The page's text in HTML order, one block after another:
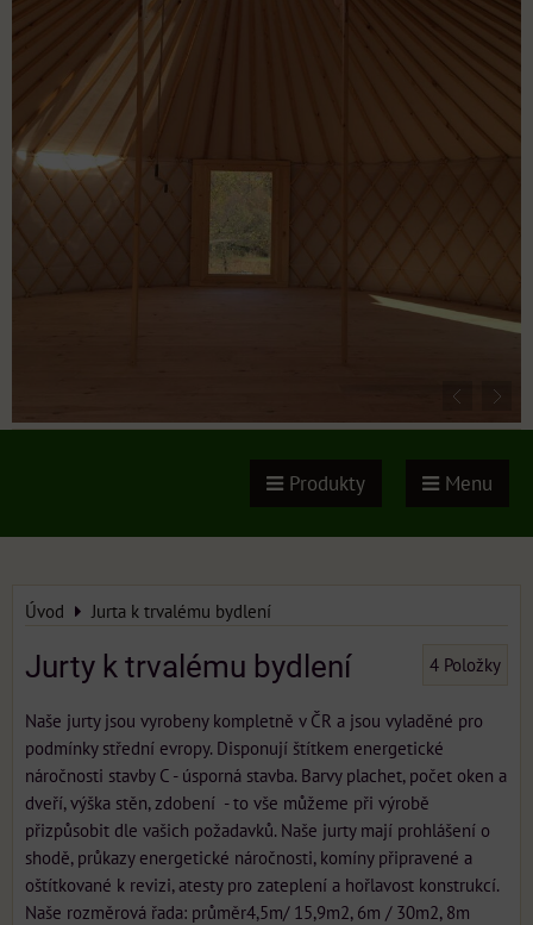
Produkty Menu
Úvod Jurta k trvalému bydlení
Jurty k trvalému bydlení 4 Položky
Naše jurty jsou vyrobeny kompletně v ČR a jsou vyladěné pro
podmínky střední evropy. Disponují štítkem energetické
náročnosti stavby C - úsporná stavba. Barvy plachet, počet oken a
dveří, výška stěn, zdobení - to vše můžeme při výrobě
přizpůsobit dle vašich požadavků. Naše jurty mají prohlášení o
shodě, průkazy energetické náročnosti, komíny připravené a
oštítkované k revizi, atesty pro zateplení a hořlavost konstrukcí.
Naše rozměrová řada: průměr4,5m/ 15,9m2, 6m / 30m2, 8m